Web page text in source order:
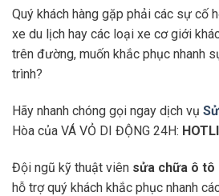
Quý khách hàng gặp phải các sự cố
xe du lịch hay các loại xe cơ giới
trên đường, muốn khắc phục nhanh
trình?
Hãy nhanh chóng gọi ngay dịch vụ
Hòa của VÁ VỎ DI ĐỘNG 24H:
Đội ngũ kỹ thuật viên sửa chữa ô tô
hỗ trợ quý khách khắc phục nhanh